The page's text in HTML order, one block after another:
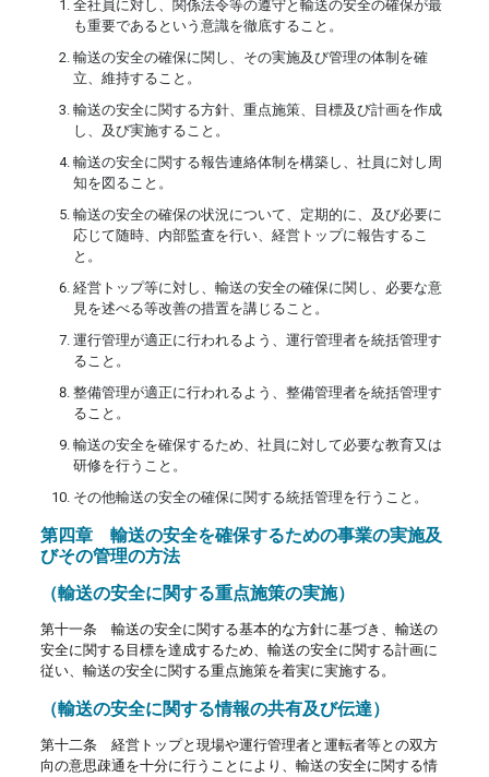
全社員に対し、関係法令等の遵守と輸送の安全の確保が最
も重要であるという意識を徹底すること。
輸送の安全の確保に関し、その実施及び管理の体制を確
立、維持すること。
輸送の安全に関する方針、重点施策、目標及び計画を作成
し、及び実施すること。
輸送の安全に関する報告連絡体制を構築し、社員に対し周
知を図ること。
輸送の安全の確保の状況について、定期的に、及び必要に
応じて随時、内部監査を行い、経営トップに報告するこ
と。
経営トップ等に対し、輸送の安全の確保に関し、必要な意
見を述べる等改善の措置を講じること。
運行管理が適正に行われるよう、運行管理者を統括管理す
ること。
整備管理が適正に行われるよう、整備管理者を統括管理す
ること。
輸送の安全を確保するため、社員に対して必要な教育又は
研修を行うこと。
その他輸送の安全の確保に関する統括管理を行うこと。
第四章 輸送の安全を確保するための事業の実施及
びその管理の方法
（輸送の安全に関する重点施策の実施）
第十一条 輸送の安全に関する基本的な方針に基づき、輸送の
安全に関する目標を達成するため、輸送の安全に関する計画に
従い、輸送の安全に関する重点施策を着実に実施する。
（輸送の安全に関する情報の共有及び伝達）
第十二条 経営トップと現場や運行管理者と運転者等との双方
向の意思疎通を十分に行うことにより、輸送の安全に関する情